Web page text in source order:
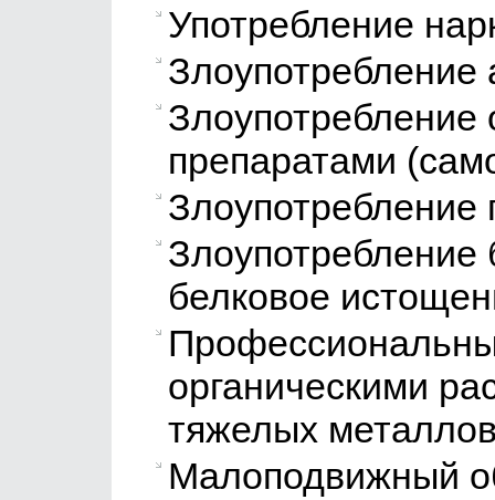
Употребление
Злоупотребление
препаратами
белковое
органическими
тяжелых
Малоподвижный